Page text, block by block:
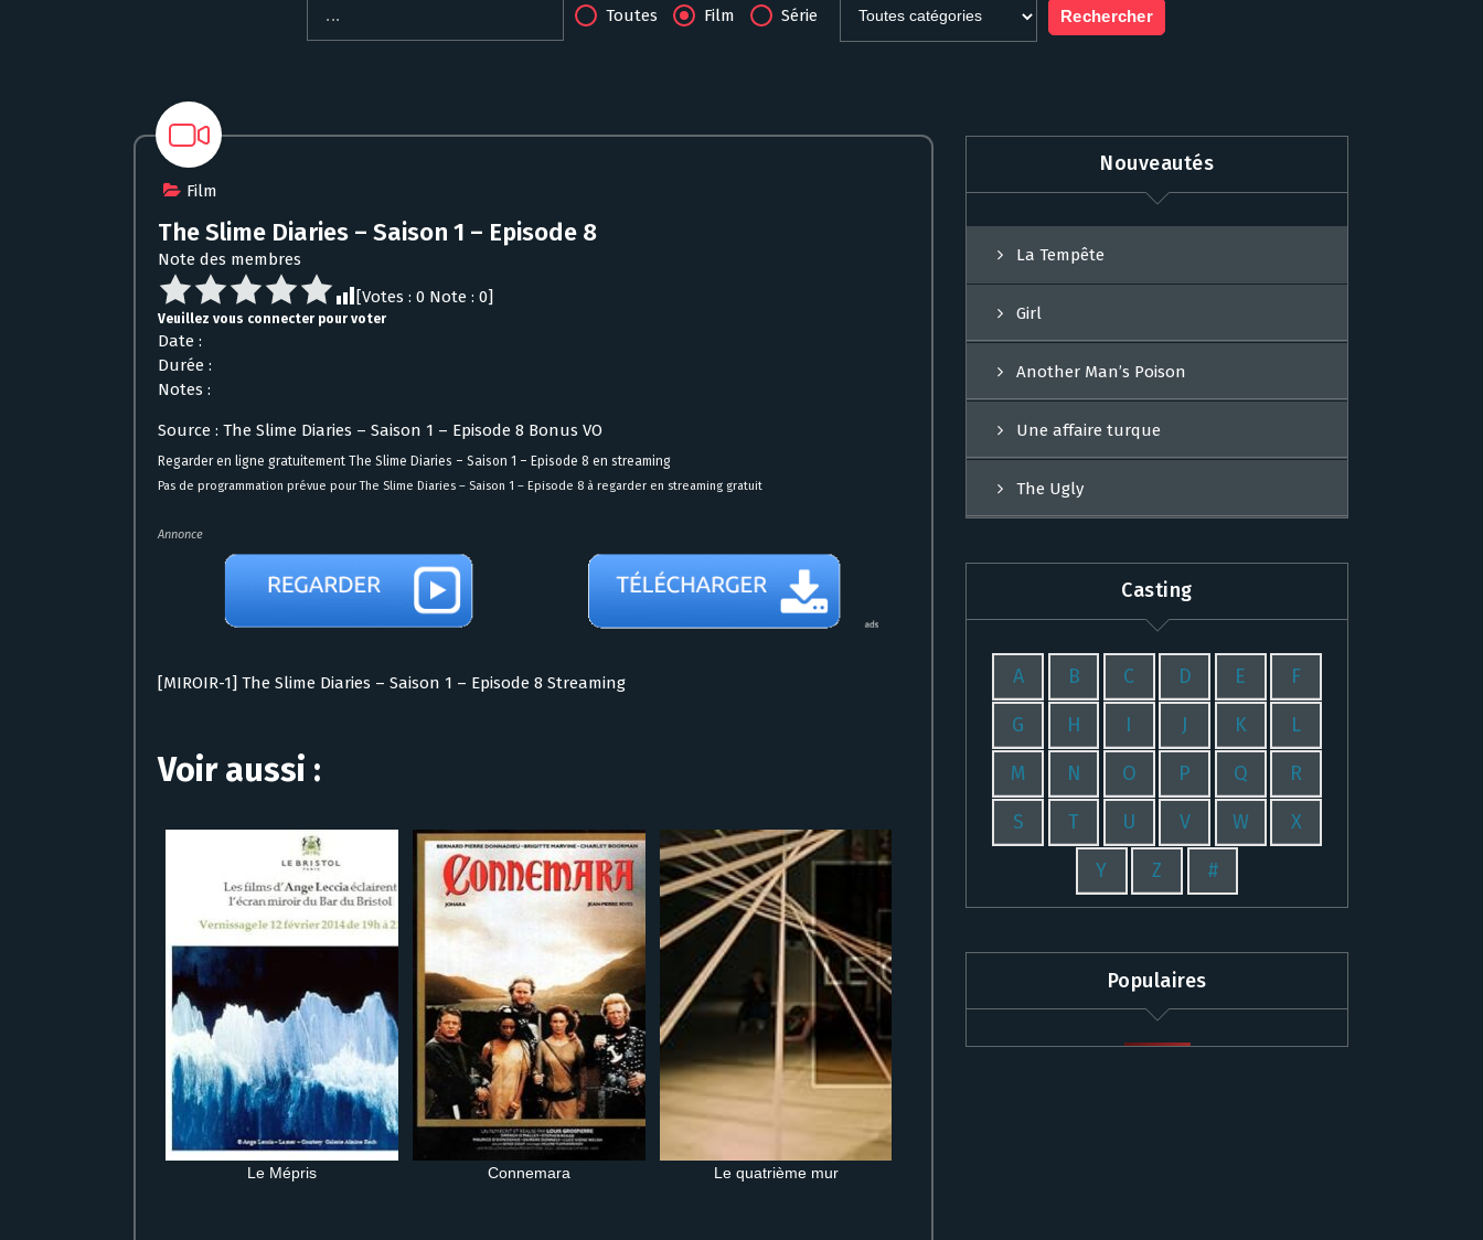
Toutes Film Série
Film
The Slime Diaries – Saison 1 – Episode 8
Note des membres
[Votes : 0 Note : 0]
Veuillez vous connecter pour voter
Date :
Durée :
Notes :
Source : The Slime Diaries – Saison 1 – Episode 8 Bonus VO
Regarder en ligne gratuitement The Slime Diaries – Saison 1 – Episode 8 en streaming
Pas de programmation prévue pour The Slime Diaries – Saison 1 – Episode 8 à regarder en streaming gratuit
Annonce
[MIROIR-1] The Slime Diaries – Saison 1 – Episode 8 Streaming
Voir aussi :
Le Mépris Connemara Le quatrième mur
Nouveautés
La Tempête
Girl
Another Man’s Poison
Une affaire turque
The Ugly
Casting
A B C D E F
G H I J K L
M N O P Q R
S T U V W X
Y Z #
Populaires